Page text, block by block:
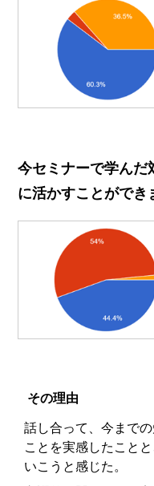
今セミナーで学んだ
に活かすことができ
その理由
話し合って、今まで
ことを実感したこと
いこうと感じた。